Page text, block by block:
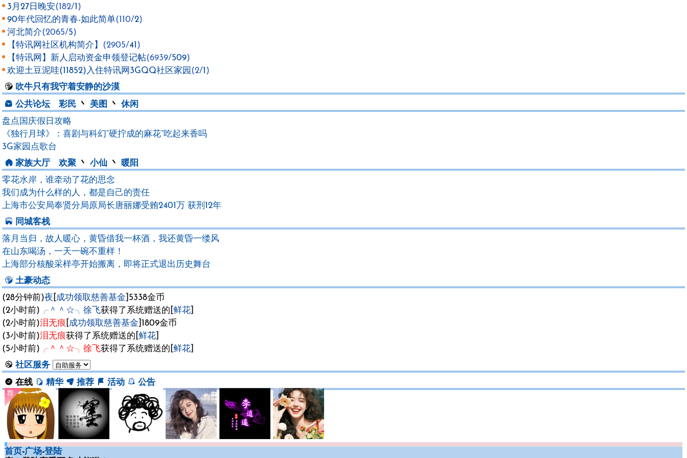
3月27日晚安(182/1 )
90年代回忆的青春-如此简单(110/2)
河北简介(2065/5)
【特讯网社区机构简介】 (2905/41 )
【特讯网】新人启动资金申领登记帖(6939/509)
欢迎土豆泥哇(11852)入住特讯网3GQQ社区家园 (2/1 )
吹牛只有我守着安静的沙漠
公共论坛
彩民 丶 美图 丶 休闲
盘点国庆假日攻略
《独行月球》：喜剧与科幻“硬拧成的麻花”吃起来香吗
3G家园点歌台
家族大厅
欢聚 丶 小仙 丶 暖阳
零花水岸，谁牵动了花的思念
我们成为什么样的人，都是自己的责任
上海市公安局奉贤分局原局长唐丽娜受贿2401万 获刑12年
同城客栈
落月当归，故人暖心，黄昏借我一杯酒，我还黄昏一缕风
在山东喝汤，一天一碗不重样！
上海部分核酸采样亭开始搬离，即将正式退出历史舞台
土豪动态
(28分钟前)夜 成功领取慈善基金 ]5338金币
(2小时前) ╭＾＾☆╮徐飞获得了系统赠送的[ 鲜花
(2小时前)泪无痕 成功领取慈善基金 ]1809金币
(3小时前)泪无痕获得了系统赠送的[ 鲜花
(5小时前) ╭＾＾☆╮徐飞获得了系统赠送的[ 鲜花
社区服务
在线
精华 推荐 活动 公告
首页-广场-登陆